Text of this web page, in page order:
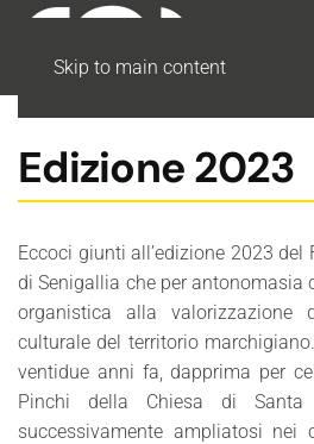
Skip to main content
Edizione 2023
Eccoci giunti all’edizione 2023 del
di Senigallia che per antonomasia
organistica alla valorizzazione
culturale del territorio
ventidue anni fa, dapprima per
Pinchi della Chiesa di
successivamente ampliatosi nei